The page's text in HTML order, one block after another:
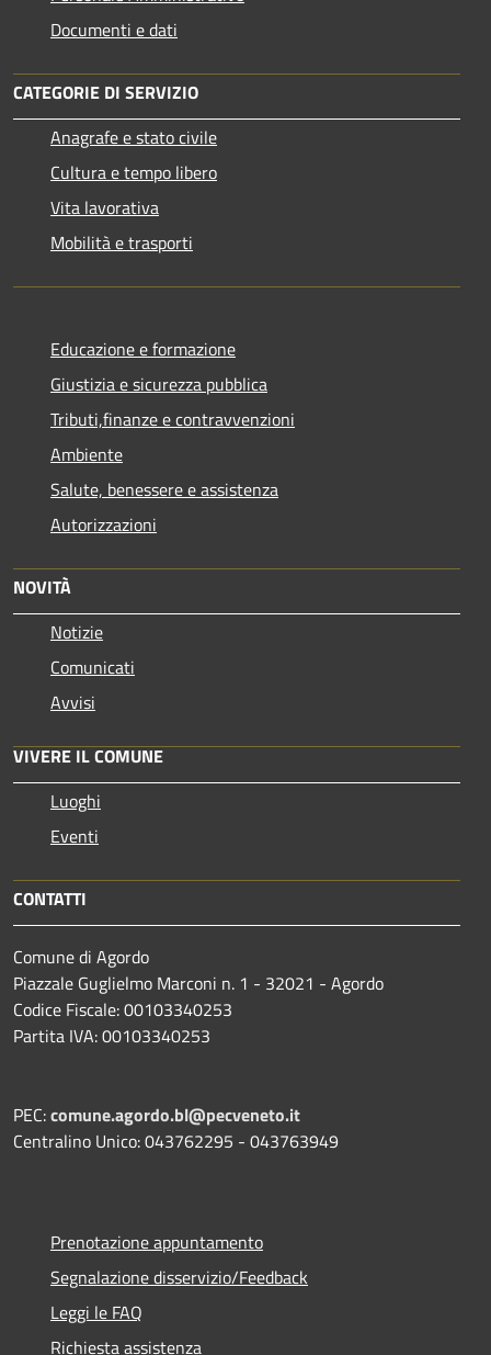
Documenti e dati
CATEGORIE DI SERVIZIO
Anagrafe e stato civile
Cultura e tempo libero
Vita lavorativa
Mobilità e trasporti
Educazione e formazione
Giustizia e sicurezza pubblica
Tributi,finanze e contravvenzioni
Ambiente
Salute, benessere e assistenza
Autorizzazioni
NOVITÀ
Notizie
Comunicati
Avvisi
VIVERE IL COMUNE
Luoghi
Eventi
CONTATTI
Comune di Agordo
Piazzale Guglielmo Marconi n. 1 - 32021 - Agordo
Codice Fiscale: 00103340253
Partita IVA: 00103340253
PEC:comune.agordo.bl@pecveneto.it
Centralino Unico: 043762295 - 043763949
Prenotazione appuntamento
Segnalazione disservizio/Feedback
Leggi le FAQ
Richiesta assistenza